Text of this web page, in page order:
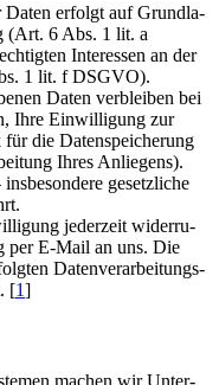
Daten erfolgt auf Grund­la­
(Art. 6 Abs. 1 lit. a
Inter­es­sen an der
1 lit. f DSGVO).
Daten ver­blei­ben bei
Ihre Ein­wil­li­gung zur
die Daten­spei­che­rung
Ihres Anlie­gens).
gesetz­li­che
jeder­zeit wider­ru­
per E‑Mail an uns. Die
Daten­ver­ar­bei­tungs­
[1]
machen wir Unter­